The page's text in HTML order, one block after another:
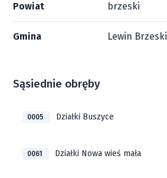
Powiat brzeski
Gmina Lewin Brzeski
Sąsiednie obręby
0005 Działki Buszyce
0061 Działki Nowa wieś mała